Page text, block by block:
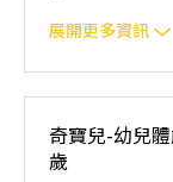
展開更多資訊
程，結合體操項
能、感統與自信
奇寶兒-幼兒
歲